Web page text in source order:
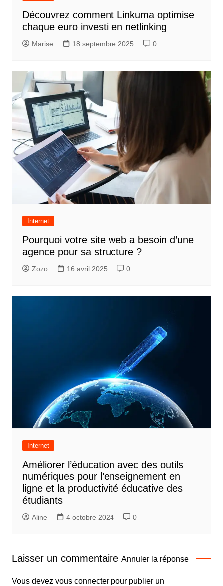
Découvrez comment Linkuma optimise
chaque euro investi en netlinking
Marise 18 septembre 2025 0
Internet
Pourquoi votre site web a besoin d’une
agence pour sa structure ?
Zozo 16 avril 2025 0
Internet
Améliorer l’éducation avec des outils
numériques pour l’enseignement en
ligne et la productivité éducative des
étudiants
Aline 4 octobre 2024 0
Laisser un commentaire Annuler la réponse
Vous devez vous connecterpour publier un